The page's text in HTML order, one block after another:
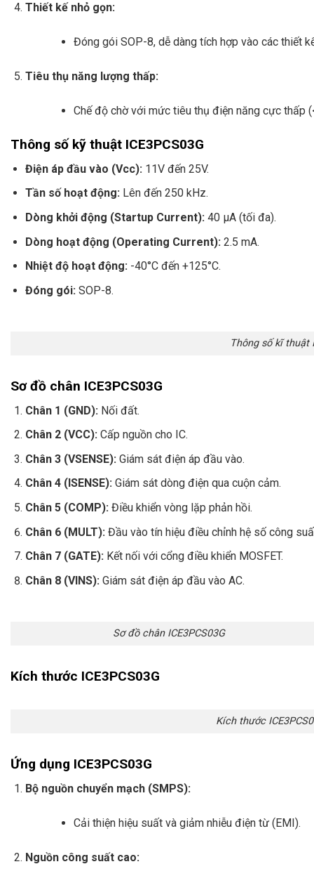
Thiết kế nhỏ gọn:
Đóng gói SOP-8, dễ dàng tích hợp vào các thiết
Tiêu thụ năng lượng thấp:
Chế độ chờ với mức tiêu thụ điện năng cực thấp
Thông số kỹ thuật ICE3PCS03G
Điện áp đầu vào (Vcc):11V đến 25V.
Tần số hoạt động:Lên đến 250 kHz.
Dòng khởi động (Startup Current):40 µA (tối đa).
Dòng hoạt động (Operating Current): 2.5 mA.
Nhiệt độ hoạt động:-40°C đến +125°C.
Đóng gói: SOP-8.
Thông số kĩ thuật
Sơ đồ chân ICE3PCS03G
Chân 1 (GND): Nối đất.
Chân 2 (VCC):Cấp nguồn cho IC.
Chân 3 (VSENSE):Giám sát điện áp đầu vào.
Chân 4 (ISENSE):Giám sát dòng điện qua cuộn cảm.
Chân 5 (COMP):Điều khiển vòng lặp phản hồi.
Chân 6 (MULT): Đầu vào tín hiệu điều chỉnh hệ số công
Chân 7 (GATE):Kết nối với cổng điều khiển MOSFET.
Chân 8 (VINS):Giám sát điện áp đầu vào AC.
Sơ đồ chân ICE3PCS03G
Kích thước ICE3PCS03G
Kích thước
Ứng dụng ICE3PCS03G
Bộ nguồn chuyển mạch (SMPS):
Cải thiện hiệu suất và giảm nhiễu điện từ (EMI).
Nguồn công suất cao: